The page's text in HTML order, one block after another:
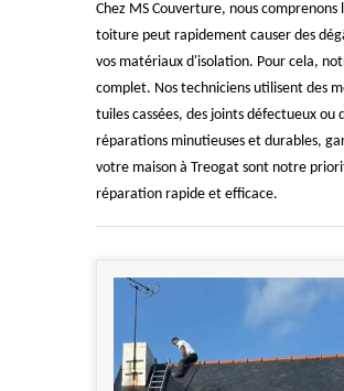
Chez MS Couverture, nous
toiture peut rapidement causer des
vos matériaux d'isolation. Pour cela,
complet. Nos techniciens utilisent des
tuiles cassées, des joints défectueux
réparations minutieuses et durables,
votre maison à Treogat sont notre
réparation rapide et efficace.